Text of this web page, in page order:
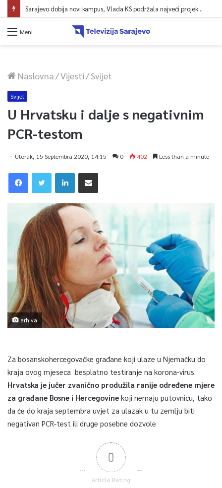
Sarajevo dobija novi kampus, Vlada KS podržala najveći projekt u historiji UNSA
Meni
Naslovna/Vijesti/Svijet
Svijet
U Hrvatsku i dalje s negativnim
PCR-testom
Utorak, 15 Septembra 2020, 14:15 0 402 Less than a minute
arhiva
Za bosanskohercegovačke građane koji ulaze u Njemačku do
kraja ovog mjeseca besplatno testiranje na korona-virus.
Hrvatska je jučer zvanično produžila ranije određene mjere
za građane Bosne i Hercegovine koji nemaju putovnicu, tako
da će do kraja septembra uvjet za ulazak u tu zemlju biti
negativan PCR-test ili druge posebne dozvole
0
Article Rating